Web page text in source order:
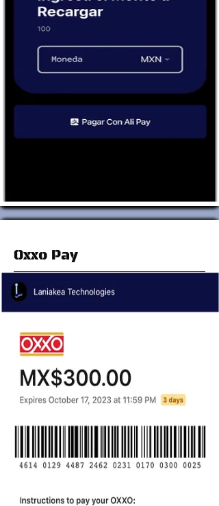
Oxxo Pay